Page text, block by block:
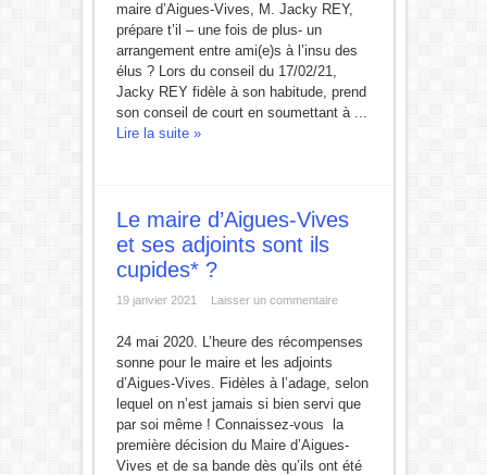
maire d’Aigues-Vives, M. Jacky REY,
prépare t’il – une fois de plus- un
arrangement entre ami(e)s à l’insu des
élus ? Lors du conseil du 17/02/21,
Jacky REY fidèle à son habitude, prend
son conseil de court en soumettant à ...
Lire la suite »
Le maire d’Aigues-Vives
et ses adjoints sont ils
cupides* ?
19 janvier 2021 Laisser un commentaire
24 mai 2020. L’heure des récompenses
sonne pour le maire et les adjoints
d’Aigues-Vives. Fidèles à l’adage, selon
lequel on n’est jamais si bien servi que
par soi même ! Connaissez-vous la
première décision du Maire d’Aigues-
Vives et de sa bande dès qu’ils ont été